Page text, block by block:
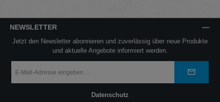
NEWSLETTER
Jetzt den Newsletter abonnieren und zuverlässig über neue Produkte
und aktuelle Angebote informiert werden.
Mail-
*
Datenschutz